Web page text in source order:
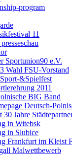
program
11
Sportunion90 e.V.
Wahl FSU-Vorstand
&Spielfest
2011
BIG Band
Deutsch-
Jahre
in Witebsk
in Slubice
Frankfurt im Kleist
Malwettbewerb